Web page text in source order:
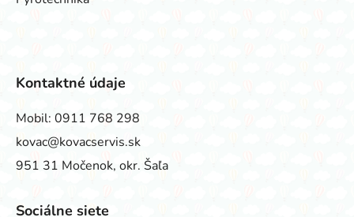
Kontaktné údaje
Mobil: 0911 768 298
kovac@kovacservis.sk
951 31 Močenok, okr. Šaľa
Sociálne siete